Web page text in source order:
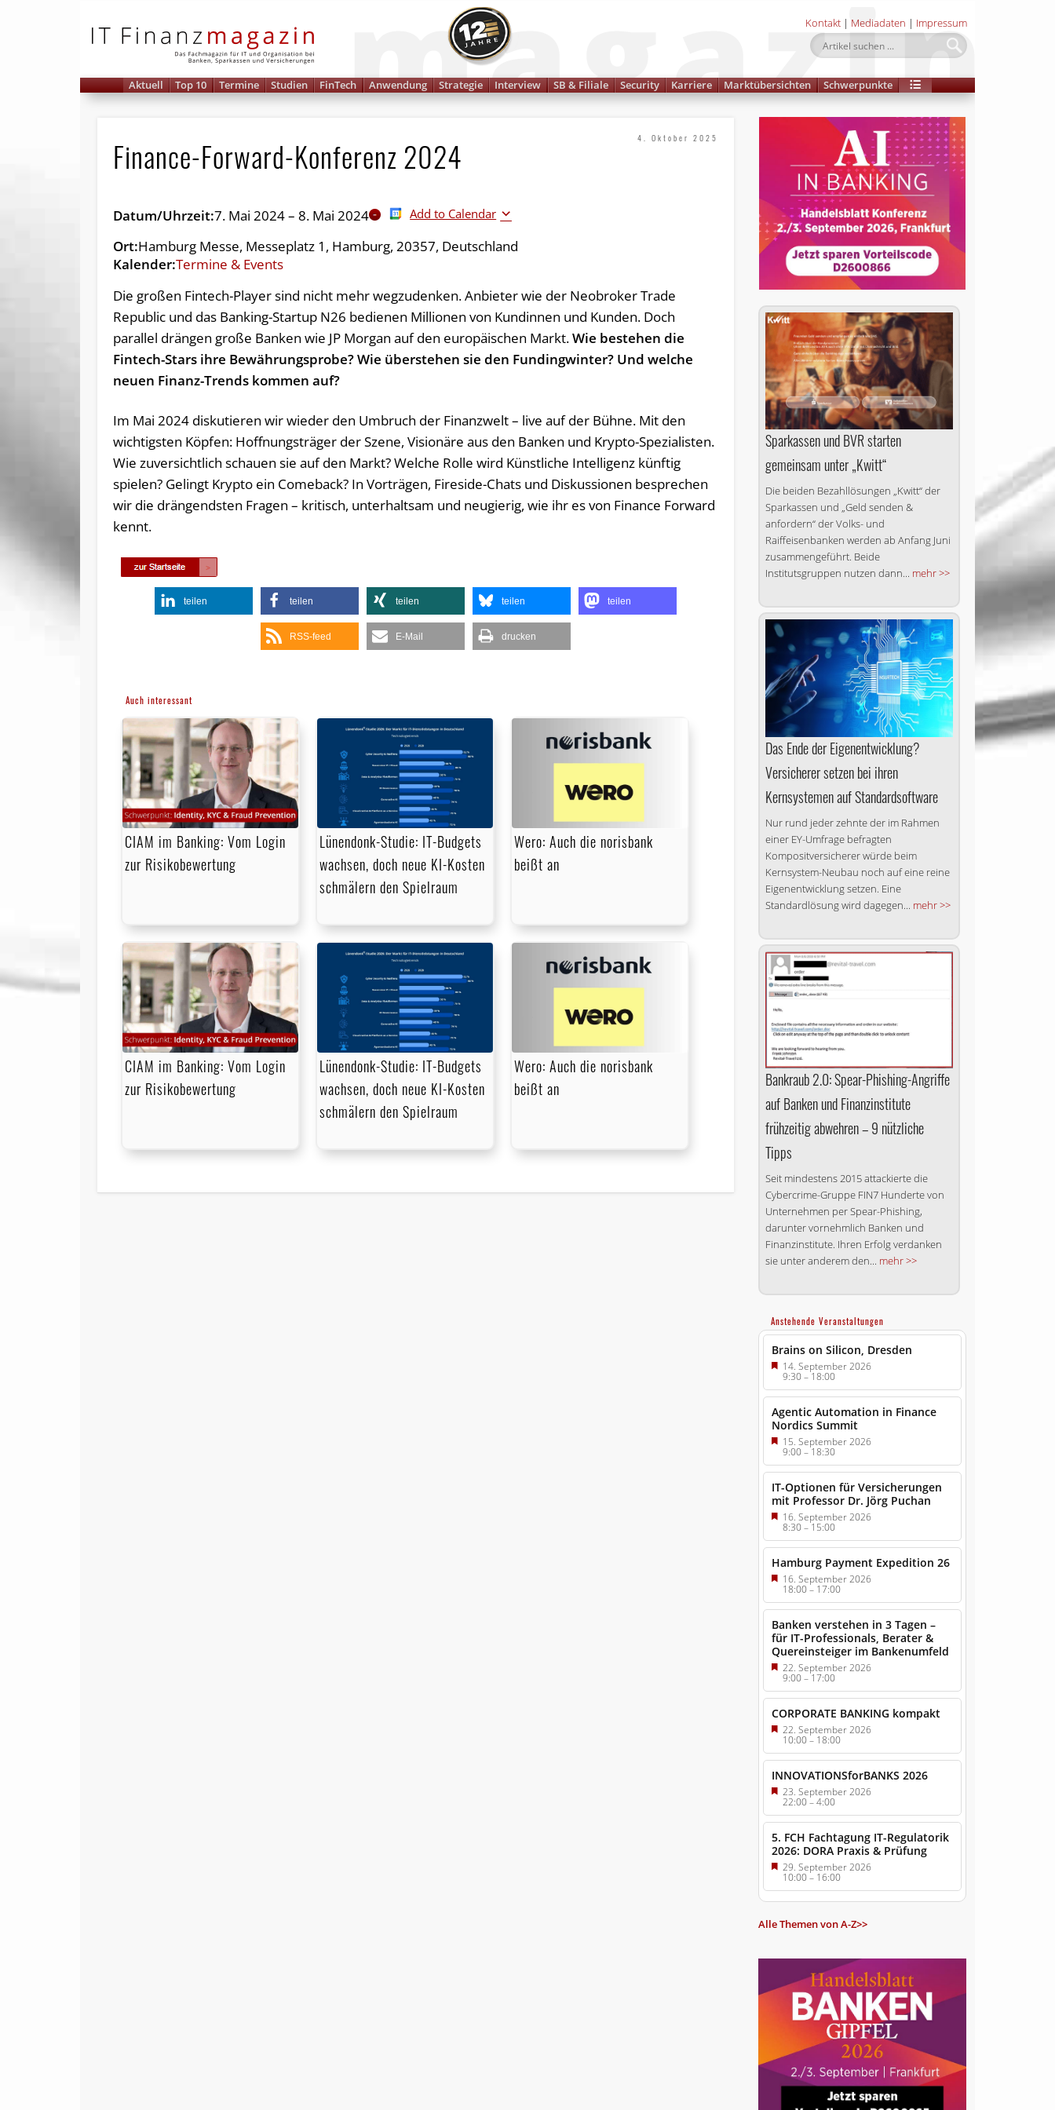
Kontakt | Mediadaten | Impressum
Aktuell Top 10 Termine Studien FinTech Anwendung Strategie Interview SB & Filiale Security Karriere Marktübersichten Schwerpunkte
4. Oktober 2025
Finance-Forward-Konferenz 2024
Datum/Uhrzeit:7. Mai 2024 – 8. Mai 2024 Add to Calendar
Ort:Hamburg Messe, Messeplatz 1, Hamburg, 20357, Deutschland
Kalender:Termine & Events
Die großen Fintech-Player sind nicht mehr wegzudenken. Anbieter wie der Neobroker Trade
Republic und das Banking-Startup N26 bedienen Millionen von Kundinnen und Kunden. Doch
parallel drängen große Banken wie JP Morgan auf den europäischen Markt.Wie bestehen die
Fintech-Stars ihre Bewährungsprobe? Wie überstehen sie den Fundingwinter? Und welche
neuen Finanz-Trends kommen auf?
Im Mai 2024 diskutieren wir wieder den Umbruch der Finanzwelt – live auf der Bühne. Mit den
wichtigsten Köpfen: Hoffnungsträger der Szene, Visionäre aus den Banken und Krypto-Spezialisten.
Wie zuversichtlich schauen sie auf den Markt? Welche Rolle wird Künstliche Intelligenz künftig
spielen? Gelingt Krypto ein Comeback? In Vorträgen, Fireside-Chats und Diskussionen besprechen
wir die drängendsten Fragen – kritisch, unterhaltsam und neugierig, wie ihr es von Finance Forward
kennt.
teilen teilen teilen teilen teilen
RSS-feed E-Mail drucken
Auch interessant
CIAM im Banking: Vom Login
zur Risikobewertung
Lünendonk-Studie: IT-Budgets
wachsen, doch neue KI-Kosten
schmälern den Spielraum
Wero: Auch die norisbank
beißt an
CIAM im Banking: Vom Login
zur Risikobewertung
Lünendonk-Studie: IT-Budgets
wachsen, doch neue KI-Kosten
schmälern den Spielraum
Wero: Auch die norisbank
beißt an
Sparkassen und BVR starten
gemeinsam unter „Kwitt“
Die beiden Bezahllösungen „Kwitt“ der
Sparkassen und „Geld senden &
anfordern“ der Volks- und
Raiffeisenbanken werden ab Anfang Juni
zusammengeführt. Beide
Institutsgruppen nutzen dann... mehr >>
Das Ende der Ei­gen­ent­wick­lung?
Versicherer setzen bei ihren
Kernsystemen auf Standardsoftware
Nur rund jeder zehnte der im Rahmen
einer EY-Umfrage befragten
Kompositversicherer würde beim
Kernsystem-Neubau noch auf eine reine
Eigenentwicklung setzen. Eine
Standardlösung wird dagegen... mehr >>
Bankraub 2.0: Spear-Phishing-Angriffe
auf Banken und Finanzinstitute
frühzeitig abwehren – 9 nützliche
Tipps
Seit mindestens 2015 attackierte die
Cybercrime-Gruppe FIN7 Hunderte von
Unternehmen per Spear-Phishing,
darunter vornehmlich Banken und
Finanzinstitute. Ihren Erfolg verdanken
sie unter anderem den... mehr >>
Anstehende Veranstaltungen
Brains on Silicon, Dresden
14. September 2026
9:30–18:00
Agentic Automation in Finance
Nordics Summit
15. September 2026
9:00–18:30
IT-Optionen für Versicherungen
mit Professor Dr. Jörg Puchan
16. September 2026
8:30–15:00
Hamburg Payment Expedition 26
16. September 2026
18:00– 17:00
Banken verstehen in 3 Tagen –
für IT-Professionals, Berater &
Quereinsteiger im Bankenumfeld
22. September 2026
9:00–17:00
CORPORATE BANKING kompakt
22. September 2026
10:00– 18:00
INNOVATIONSforBANKS 2026
23. September 2026
22:00–4:00
5. FCH Fachtagung IT-Regulatorik
2026: DORA Praxis & Prüfung
29. September 2026
10:00– 16:00
Alle Themen von A-Z>>